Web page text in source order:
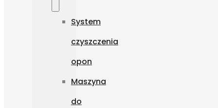
System
czyszczenia
opon
Maszyna
do